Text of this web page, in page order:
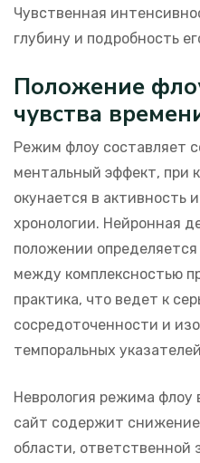
Чувственная
глубину и подробность
Положение
чувства
Режим флоу составляет
ментальный эффект, при
окунается в активность
хронологии. Нейронная
положении
между комплексностью
практика, что ведет к
сосредоточенности и
темпоральных
Неврология режима
сайт содержит
области, ответственной